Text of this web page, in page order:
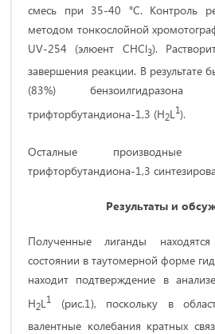
смесь при 35-40 °С. Контроль
методом тонкослойной
UV-254 (элюент CHCl3).
завершения реакции. В результате
(83%) бензоилгидразона 1-
трифторбутандиона-1,3 (H2L 1).
Осталные производные 1-
трифторбутандиона-1,3
Результаты и
Полученные лиганды
состоянии в таутомерной форме
находит подтверждение в
H2L1 (рис.1), поскольку в
валентные колебания кратных